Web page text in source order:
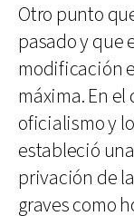
Otro punto
pasado y que
modificación
máxima. En
oficialismo y
estableció
privación de
graves como